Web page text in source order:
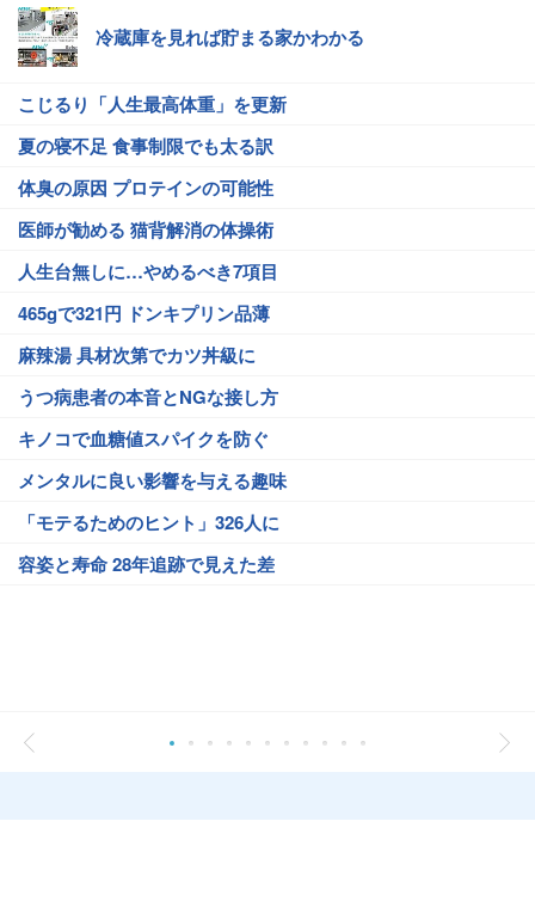
冷蔵庫を見れば貯まる家かわかる
こじるり「人生最高体重」を更新
夏の寝不足 食事制限でも太る訳
体臭の原因 プロテインの可能性
医師が勧める 猫背解消の体操術
人生台無しに…やめるべき7項目
465gで321円 ドンキプリン品薄
麻辣湯 具材次第でカツ丼級に
うつ病患者の本音とNGな接し方
キノコで血糖値スパイクを防ぐ
メンタルに良い影響を与える趣味
「モテるためのヒント」326人に
容姿と寿命 28年追跡で見えた差